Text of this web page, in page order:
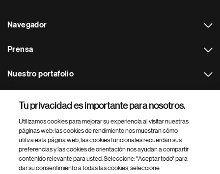
Navegador
Prensa
Nuestro portafolio
Footer Site Search
Tu privacidad es importante para nosotros.
Utilizamos cookies para mejorar su experiencia al visitar nuestras
páginas web: las cookies de rendimiento nos muestran cómo
utiliza esta página web, las cookies funcionales recuerdan sus
preferencias y las cookies de orientación nos ayudan a compartir
contenido relevante para usted. Seleccione: "Aceptar todo" para
dar su consentimiento a todas las cookies, seleccione